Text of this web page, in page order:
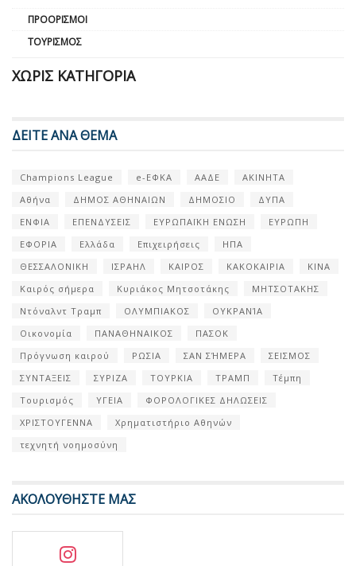
ΠΡΟΟΡΙΣΜΟΊ
ΤΟΥΡΙΣΜΌΣ
ΧΩΡΊΣ ΚΑΤΗΓΟΡΊΑ
ΔΕΙΤΕ ΑΝΑ ΘΕΜΑ
Champions League e-ΕΦΚΑ ΑΑΔΕ
ΑΚΙΝΗΤΑ
Αθήνα
ΔΗΜΟΣ ΑΘΗΝΑΙΩΝ ΔΗΜΟΣΙΟ
ΔΥΠΑ
ΕΝΦΙΑ
ΕΠΕΝΔΥΣΕΙΣ ΕΥΡΩΠΑΪΚΗ ΕΝΩΣΗ
ΕΥΡΩΠΗ
ΕΦΟΡΙΑ
Ελλάδα Επιχειρήσεις
ΗΠΑ
ΘΕΣΣΑΛΟΝΙΚΗ
ΙΣΡΑΗΛ ΚΑΙΡΟΣ ΚΑΚΟΚΑΙΡΙΑ
ΚΙΝΑ
Καιρός σήμερα
Κυριάκος Μητσοτάκης
ΜΗΤΣΟΤΑΚΗΣ
Ντόναλντ Τραμπ
ΟΛΥΜΠΙΑΚΟΣ
ΟΥΚΡΑΝΊΑ
Οικονομία
ΠΑΝΑΘΗΝΑΙΚΟΣ
ΠΑΣΟΚ
Πρόγνωση καιρού
ΡΩΣΙΑ ΣΑΝ ΣΉΜΕΡΑ
ΣΕΙΣΜΟΣ
ΣΥΝΤΑΞΕΙΣ
ΣΥΡΙΖΑ ΤΟΥΡΚΙΑ ΤΡΑΜΠ
Τέμπη
Τουρισμός
ΥΓΕΙΑ
ΦΟΡΟΛΟΓΙΚΕΣ ΔΗΛΩΣΕΙΣ
ΧΡΙΣΤΟΥΓΕΝΝΑ
Χρηματιστήριο Αθηνών
τεχνητή νοημοσύνη
ΑΚΟΛΟΥΘΗΣΤΕ ΜΑΣ